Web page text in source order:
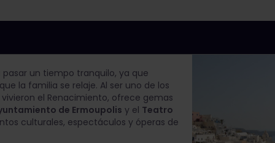
pasar un tiempo tranquilo, ya que
la familia se relaje. Al ser uno de los
el Renacimiento, ofrece gemas
de Ermoupolis y el Teatro
culturales, espectáculos y óperas de